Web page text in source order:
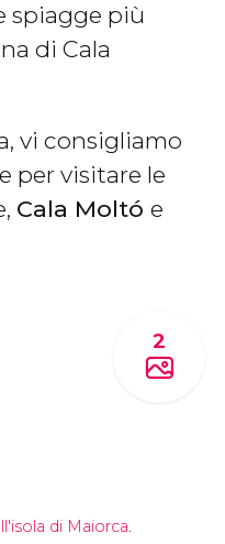
spiagge più
di Cala
vi consigliamo
per visitare le
Cala Moltó e
2
di Maiorca.